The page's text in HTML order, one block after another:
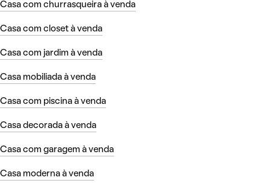
Casa com churrasqueira à venda
Casa com closet à venda
Casa com jardim à venda
Casa mobiliada à venda
Casa com piscina à venda
Casa decorada à venda
Casa com garagem à venda
Casa moderna à venda